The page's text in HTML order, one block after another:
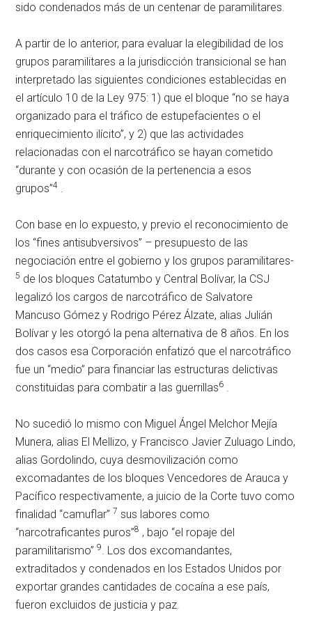
sido condenados más de un centenar de paramilitares.
A partir de lo anterior, para evaluar la elegibilidad de los
grupos paramilitares a la jurisdicción transicional se han
interpretado las siguientes condiciones establecidas en
el artículo 10 de la Ley 975: 1) que el bloque “no se haya
organizado para el tráfico de estupefacientes o el
enriquecimiento ilícito”, y 2) que las actividades
relacionadas con el narcotráfico se hayan cometido
“durante y con ocasión de la pertenencia a esos
grupos”4 .
Con base en lo expuesto, y previo el reconocimiento de
los “fines antisubversivos” – presupuesto de las
negociación entre el gobierno y los grupos paramilitares-
5 de los bloques Catatumbo y Central Bolívar, la CSJ
legalizó los cargos de narcotráfico de Salvatore
Mancuso Gómez y Rodrigo Pérez Álzate, alias Julián
Bolívar y les otorgó la pena alternativa de 8 años. En los
dos casos esa Corporación enfatizó que el narcotráfico
fue un “medio” para financiar las estructuras delictivas
constituidas para combatir a las guerrillas6 .
No sucedió lo mismo con Miguel Ángel Melchor Mejía
Munera, alias El Mellizo, y Francisco Javier Zuluago Lindo,
alias Gordolindo, cuya desmovilización como
excomadantes de los bloques Vencedores de Arauca y
Pacífico respectivamente, a juicio de la Corte tuvo como
finalidad “camuflar” 7 sus labores como
“narcotraficantes puros”8 , bajo “el ropaje del
paramilitarismo”9. Los dos excomandantes,
extraditados y condenados en los Estados Unidos por
exportar grandes cantidades de cocaína a ese país,
fueron excluidos de justicia y paz.